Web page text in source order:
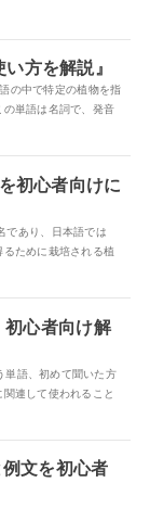
方を解説』
の中で特定の植物を指
の単語は名詞で、発音
初心者向けに
であり、日本語では
るために栽培される植
初心者向け解
単語、初めて聞いた方
連して使われること
文を初心者